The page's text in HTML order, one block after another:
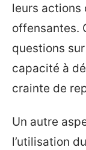
leurs actions
offensantes.
questions
capacité à
crainte de
Un autre
l’utilisation